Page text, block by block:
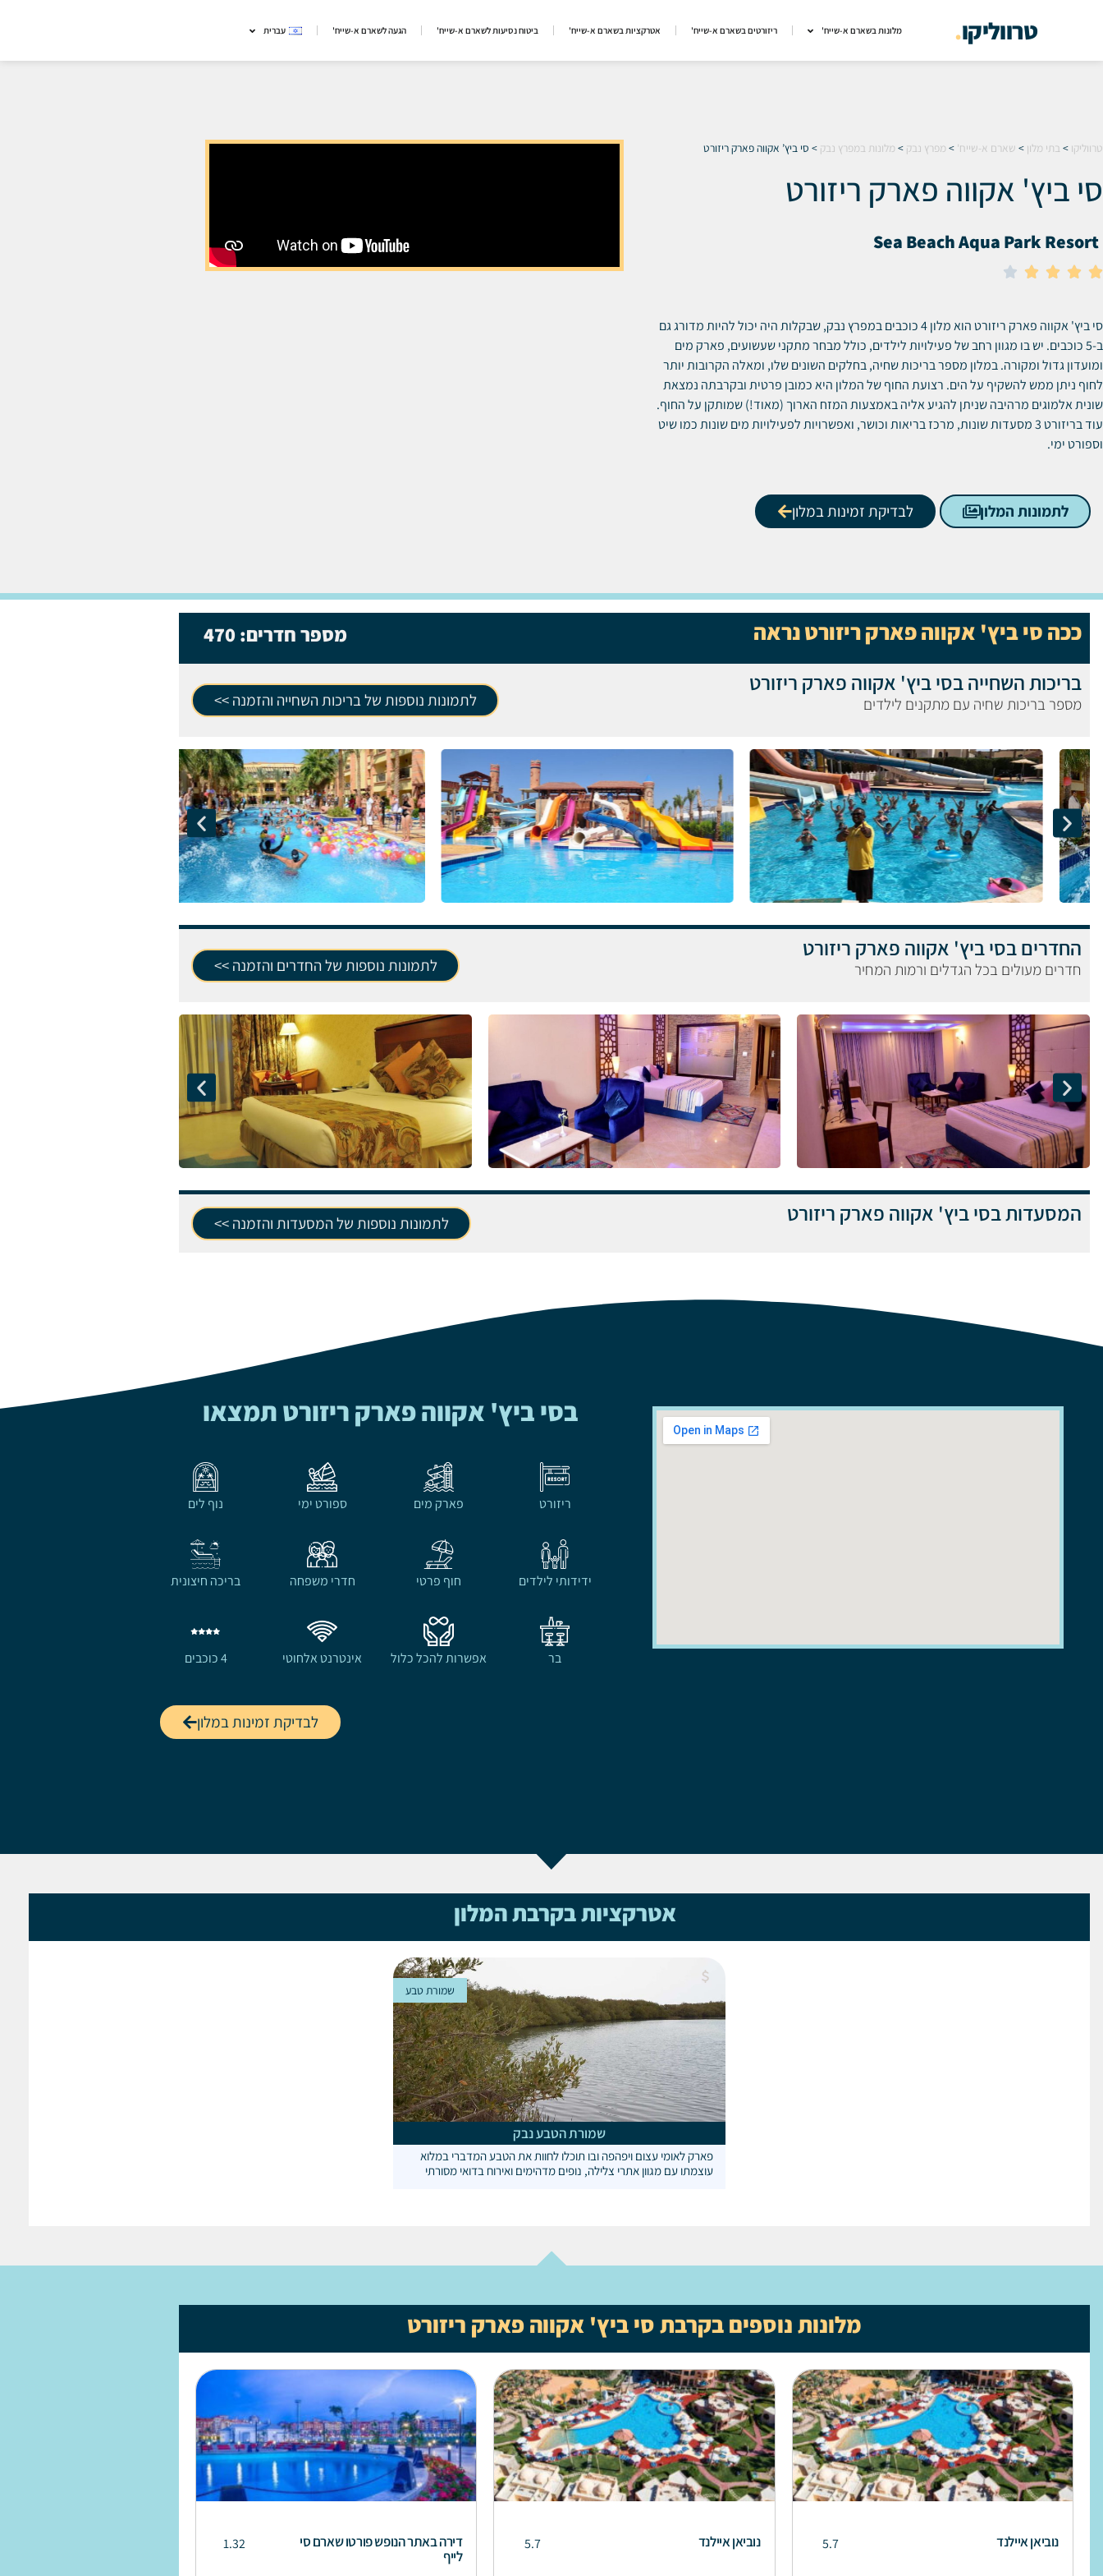
טרווליקו. מלונות בשארם א-שייח' ריזורטים בשארם א-שייח' אטרקציות בשארם א-שייח' ביטוח נסיעות לשארם א-שייח' הגעה לשארם א-שייח' עברית
טרווליקו > בתי מלון > שארם א-שייח' > מפרץ נבק > מלונות במפרץ נבק > סי ביץ’ אקווה פארק ריזורט
סי ביץ' אקווה פארק ריזורט
Sea Beach Aqua Park Resort





סי ביץ' אקווה פארק ריזורט הוא מלון 4 כוכבים במפרץ נבק, שבקלות היה יכול להיות מדורג גם
ב-5 כוכבים. יש בו מגוון רחב של פעילויות לילדים, כולל מבחר מתקני שעשועים, פארק מים
ומועדון גדול ומקורה. במלון מספר בריכות שחיה, בחלקים השונים שלו, ומאלה הקרובות יותר
לחוף ניתן ממש להשקיף על הים. רצועת החוף של המלון היא כמובן פרטית ובקרבתה נמצאת
שונית אלמוגים מרהיבה שניתן להגיע אליה באמצעות המזח הארוך (מאוד!) שמותקן על החוף.
עוד בריזורט 3 מסעדות שונות, מרכז בריאות וכושר, ואפשרויות לפעילויות מים שונות כמו שיט
וספורט ימי.
לתמונות המלון לבדיקת זמינות במלון
ככה סי ביץ' אקווה פארק ריזורט נראה מספר חדרים:470
בריכות השחייה בסי ביץ' אקווה פארק ריזורט
מספר בריכות שחיה עם מתקנים לילדים לתמונות נוספות של בריכות השחייה והזמנה >>
החדרים בסי ביץ' אקווה פארק ריזורט
חדרים מעולים בכל הגדלים ורמות המחיר לתמונות נוספות של החדרים והזמנה >>
המסעדות בסי ביץ' אקווה פארק ריזורט לתמונות נוספות של המסעדות והזמנה >>
בסי ביץ' אקווה פארק ריזורט תמצאו
ריזורט פארק מים ספורט ימי נוף לים
ידידותי לילדים חוף פרטי חדרי משפחה בריכה חיצונית
בר אפשרות להכל כלול אינטרנט אלחוטי 4 כוכבים
לבדיקת זמינות במלון
אטרקציות בקרבת המלון
שמורת הטבע נבק
פארק לאומי עצום ויפהפה ובו תוכלו לחוות את הטבע המדברי במלוא
עוצמתו עם מגוון אתרי צלילה, נופים מדהימים ואירוח בדואי מסורתי
שמורת טבע
מלונות נוספים בקרבת סי ביץ' אקווה פארק ריזורט
נוביאן איילנד 5.7 נוביאן איילנד 5.7
דירה באתר הנופש פורטו שארם סי
לייף
1.32